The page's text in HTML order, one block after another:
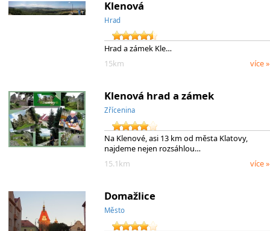
Klenová
Hrad
Hrad a zámek Kle…
15km
více »
Klenová hrad a zámek
Zřícenina
Na Klenové, asi 13 km od města Klatovy,
najdeme nejen rozsáhlou…
15.1km
více »
Domažlice
Město